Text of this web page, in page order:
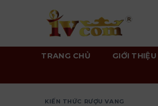
TRANG CHỦ GIỚI THIỆU
KIẾN THỨC RƯỢU VANG